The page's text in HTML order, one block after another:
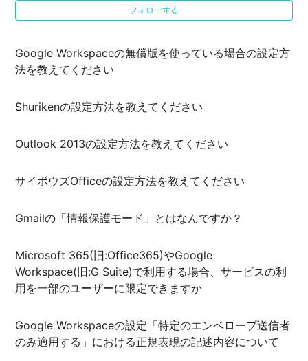
フォローする 0
Google Workspaceの無償版を使っている場合の設定方
法を教えてください
Shurikenの設定方法を教えてください
Outlook 2013の設定方法を教えてください
サイボウズOfficeの設定方法を教えてください
Gmailの「情報保護モード」とはなんですか？
Microsoft 365(旧:Office365)やGoogle
Workspace(旧:G Suite)で利用する場合、サービスの利
用を一部のユーザーに限定できますか
Google Workspaceの設定「特定のエンベロープ送信者
のみ適用する」における正規表現の記述内容について